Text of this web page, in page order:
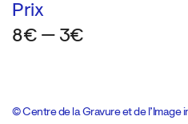
Prix
8€ — 3€
© Centre de la Gravure et de l’Image